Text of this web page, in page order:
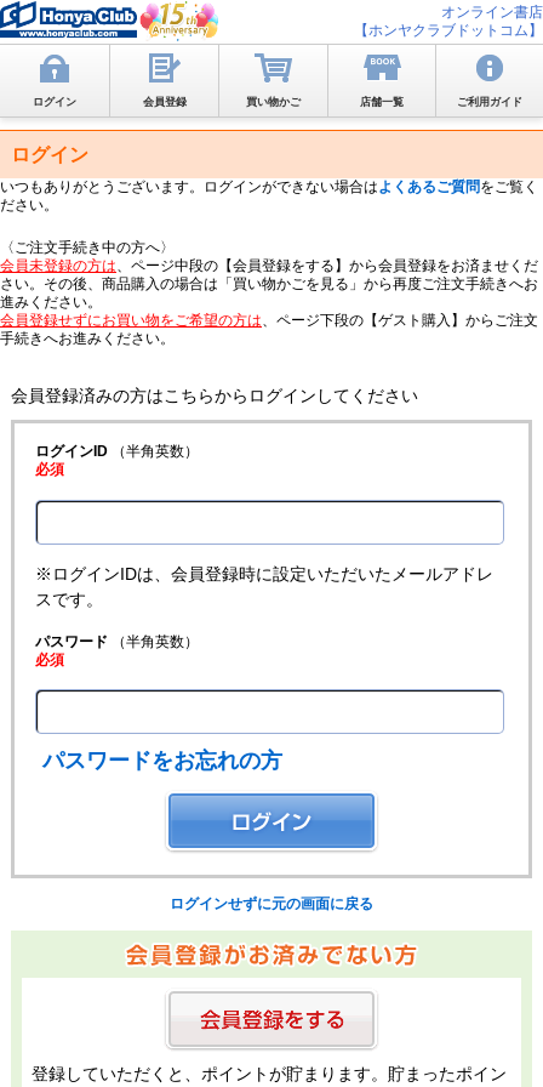
オンライン書店
【ホンヤクラブドットコム】
ログイン 会員登録 買い物かご 店舗一覧 ご利用ガイド
ログイン
いつもありがとうございます。ログインができない場合はよくあるご質問をご覧く
ださい。
〈ご注文手続き中の方へ〉
会員未登録の方は、ページ中段の【会員登録をする】から会員登録をお済ませくだ
さい。その後、商品購入の場合は「買い物かごを見る」から再度ご注文手続きへお
進みください。
会員登録せずにお買い物をご希望の方は、ページ下段の【ゲスト購入】からご注文
手続きへお進みください。
会員登録済みの方はこちらからログインしてください
ログインID（半角英数）
必須
※ログインIDは、会員登録時に設定いただいたメールアドレ
スです。
パスワード （半角英数）
必須
パスワードをお忘れの方
ログインせずに元の画面に戻る
登録していただくと、ポイントが貯まります。貯まったポイン